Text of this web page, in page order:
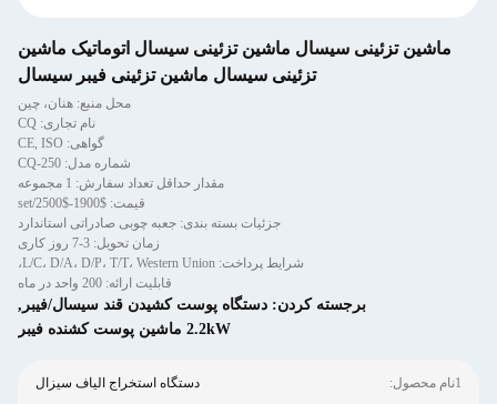
ماشین تزئینی سیسال ماشین تزئینی سیسال اتوماتیک ماشین
تزئینی سیسال ماشین تزئینی فیبر سیسال
محل منبع: هنان، چین
نام تجاری: CQ
گواهی: CE, ISO
شماره مدل: CQ-250
مقدار حداقل تعداد سفارش: 1 مجموعه
قیمت: $1900-$2500/set
جزئیات بسته بندی: جعبه چوبی صادراتی استاندارد
زمان تحویل: 3-7 روز کاری
شرایط پرداخت: L/C، D/A، D/P، T/T، Western Union،
قابلیت ارائه: 200 واحد در ماه
برجسته کردن: دستگاه پوست کشیدن قند سیسال/فیبر ,
2.2kW ماشین پوست کشنده فیبر
1نام محصول: دستگاه استخراج الیاف سیزال